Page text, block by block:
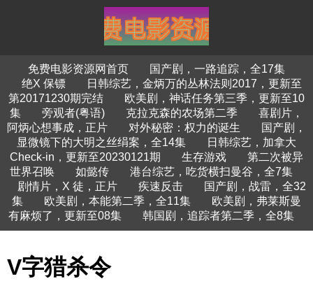
免费电影资源网首页
国产剧，一路追踪，全17集
绝X 保镖
日韩综艺，金炳万的丛林法则2017，更新至
第20171230期完结
欧美剧，神话任务第三季，更新至10
集
旁观者(粤语) 克拉克森的农场第二季
喜剧片，
阿炳心想事成，正片
对外秘密：权力的诞生
国产剧，
显微镜下的大明之丝绢案，全14集
日韩综艺，加拿大
Check-in，更新至20230121期
生存游戏
第二次被异
世界召唤
如懿传
港台综艺，吃货横扫曼谷，全7集
剧情片，X 徒，正片
疾速反击
国产剧，战雷，全32
集
欧美剧，本能第二季，全11集
欧美剧，弗莱斯曼
有麻烦了，更新至08集
韩国剧，追踪者第二季，全8集
V字猎杀令